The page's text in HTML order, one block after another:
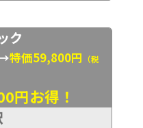
ク
特価59,800円
（税
円お得！